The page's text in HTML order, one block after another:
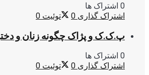
0 اشتراک ها
اشتراک گذاری 0 توئیت 0
پ.ک.ک و پژاک چگونه زنان و
0 اشتراک ها
اشتراک گذاری 0 توئیت 0